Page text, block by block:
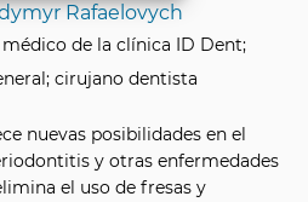
Rafaelovych
de la clínica ID Dent;
cirujano dentista
nuevas posibilidades en el
y otras enfermedades
el uso de fresas y